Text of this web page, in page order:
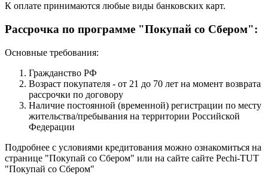
К оплате принимаются любые виды банковских карт.
Рассрочка по программе "Покупай со Сбером":
Основные требования:
Гражданство РФ
Возраст покупателя - от 21 до 70 лет на момент возврата
рассрочки по договору
Наличие постоянной (временной) регистрации по месту
жительства/пребывания на территории Российской
Федерации
Подробнее с условиями кредитования можно ознакомиться на
странице "Покупай со Сбером" или на сайте сайте Pechi-TUT
"Покупай со Сбером"